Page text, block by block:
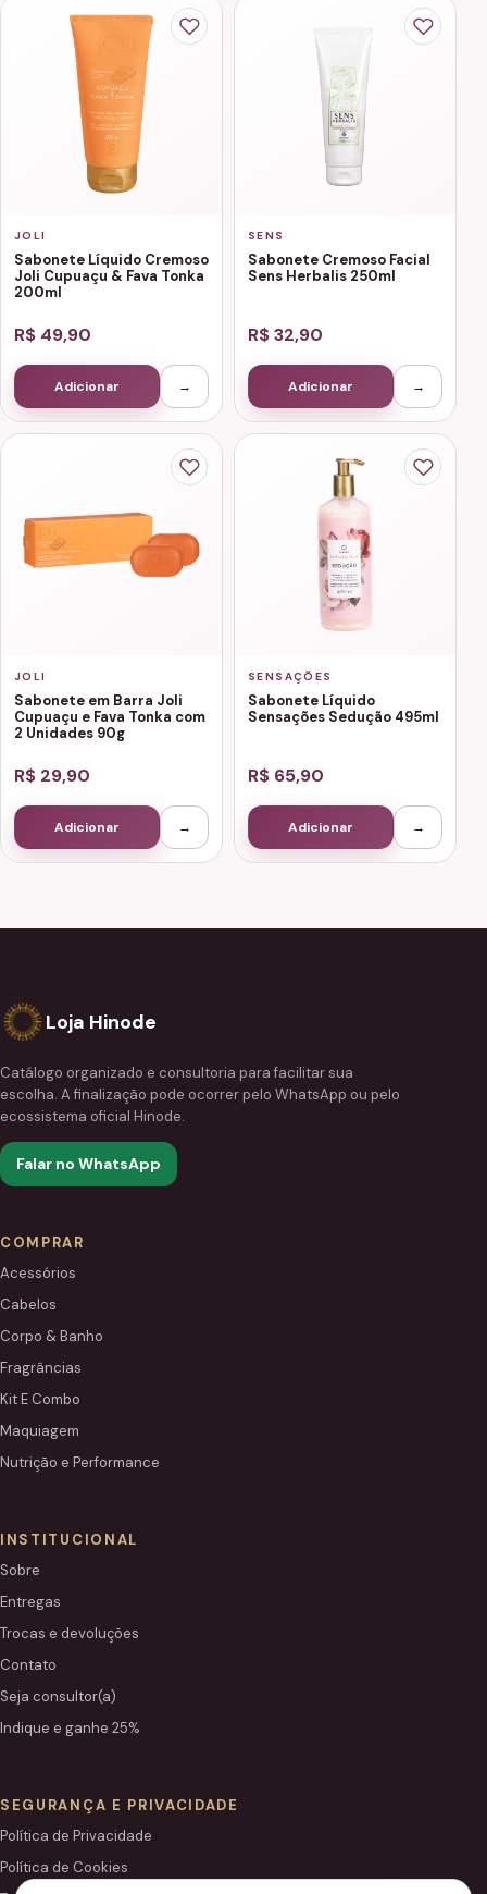
JOLI
Sabonete Líquido Cremoso
Joli Cupuaçu & Fava Tonka
200ml
R$ 49,90
Adicionar →
SENS
Sabonete Cremoso Facial
Sens Herbalis 250ml
R$ 32,90
Adicionar →
JOLI
Sabonete em Barra Joli
Cupuaçu e Fava Tonka com
2 Unidades 90g
R$ 29,90
Adicionar →
SENSAÇÕES
Sabonete Líquido
Sensações Sedução 495ml
R$ 65,90
Adicionar →
Loja Hinode
Catálogo organizado e consultoria para facilitar sua
escolha. A finalização pode ocorrer pelo WhatsApp ou pelo
ecossistema oficial Hinode.
Falar no WhatsApp
COMPRAR
Acessórios
Cabelos
Corpo & Banho
Fragrâncias
Kit E Combo
Maquiagem
Nutrição e Performance
INSTITUCIONAL
Sobre
Entregas
Trocas e devoluções
Contato
Seja consultor(a)
Indique e ganhe 25%
SEGURANÇA E PRIVACIDADE
Política de Privacidade
Política de Cookies